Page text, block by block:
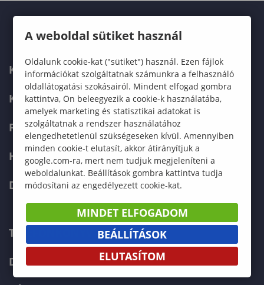
KARUNK
KÉPZÉSEK
FELVÉTELIZŐKNEK
HALLGATÓKNAK
DOKTORI ISKOLA
TELEFONKÖNYV
DOKUMENTUMOK
A weboldal sütiket használ
Oldalunk cookie-kat ("sütiket") használ. Ezen fájlok
információkat szolgáltatnak számunkra a felhasználó
oldallátogatási szokásairól. Mindent elfogad gombra
kattintva, Ön beleegyezik a cookie-k használatába,
amelyek marketing és statisztikai adatokat is
szolgáltatnak a rendszer használatához
elengedhetetlenül szükségeseken kívül. Amennyiben
minden cookie-t elutasít, akkor átirányítjuk a
google.com-ra, mert nem tudjuk megjeleníteni a
weboldalunkat. Beállítások gombra kattintva tudja
módosítani az engedélyezett cookie-kat.
MINDET ELFOGADOM
BEÁLLÍTÁSOK
ELUTASÍTOM